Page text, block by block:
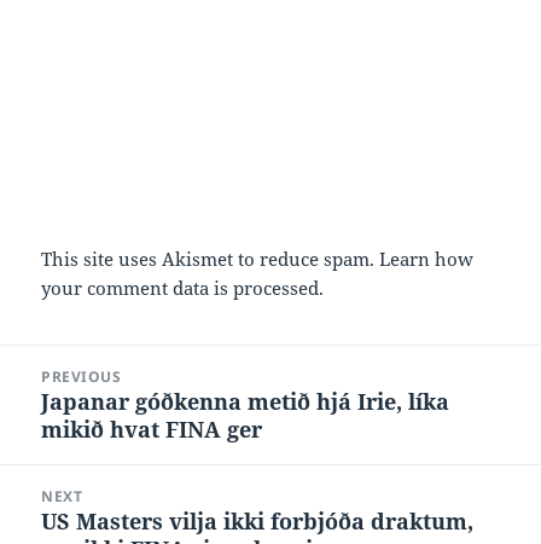
This site uses Akismet to reduce spam.Learn how
your comment data is processed.
navigation
PREVIOUS
Previous
post:
Japanar góðkenna metið hjá Irie, líka
mikið hvat FINA ger
NEXT
Next
US Masters vilja ikki forbjóða draktum,